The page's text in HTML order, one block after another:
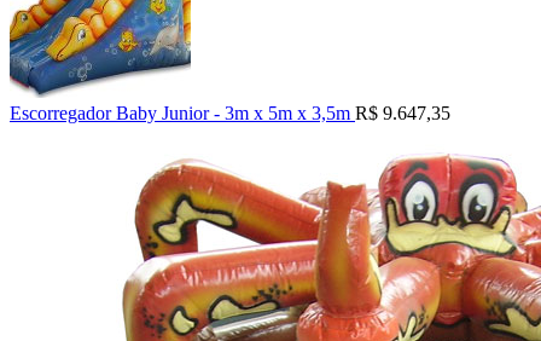
Escorregador Baby Junior - 3m x 5m x 3,5m R$ 9.647,35